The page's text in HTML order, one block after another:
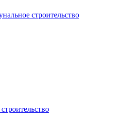
строительство